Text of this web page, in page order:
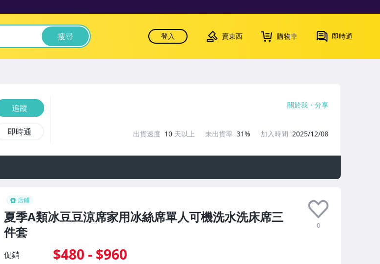
搜尋 登入 賣東西 購物車 即時通
店鋪
夏季A類冰豆豆涼席家用冰絲席單人可機洗水洗床席三
件套
0
促銷 $480 - $960
追蹤
即時通
關於我 分享
出貨速度 10 天以上 未出貨率 31% 加入時間 2025/12/08